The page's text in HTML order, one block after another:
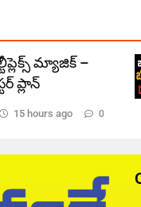
మ్యాజిక్ –
ప్లాన్
15 hours ago 0